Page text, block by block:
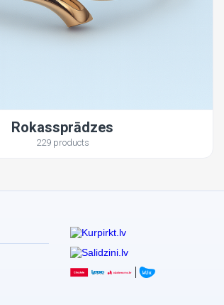
Rokassprādzes
229 products